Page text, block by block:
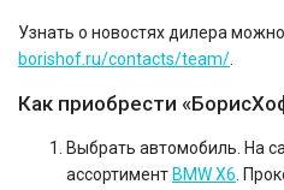
Узнать о новостях дилера
borishof.ru/contacts/team/
Как приобрести
Выбрать автомобиль. На
ассортимент BMW X6 .